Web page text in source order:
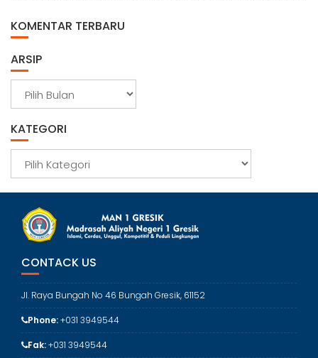
KOMENTAR TERBARU
ARSIP
i
KATEGORI
t
CONTACK US
Jl. Raya Bungah No 46 Bungah Gresik, 61152
Phone:+031 3949544
Fak:+031 3949544